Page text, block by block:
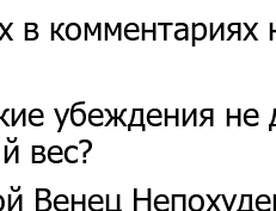
в
убеждения
вес?
Венец